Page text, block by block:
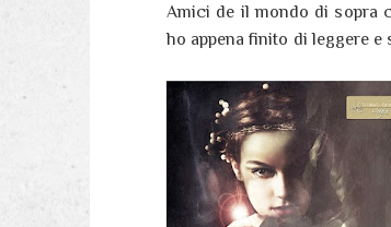
Amici de il mondo di sopra
ho appena finito di leggere